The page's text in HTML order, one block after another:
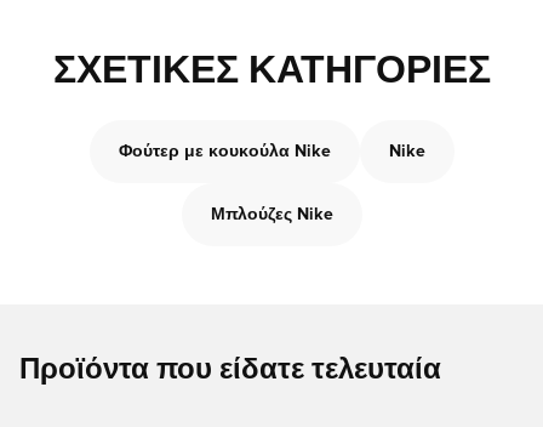
ΣΧΕΤΙΚΈΣ ΚΑΤΗΓΟΡΊΕΣ
Φούτερ με κουκούλα Nike Nike
Μπλούζες Nike
Προϊόντα που είδατε τελευταία